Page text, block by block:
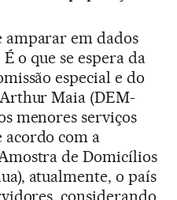
amparar em dados
o que se espera da
especial e do
Maia (DEM-
menores serviços
com a
de Domicílios
atualmente, o país
considerando